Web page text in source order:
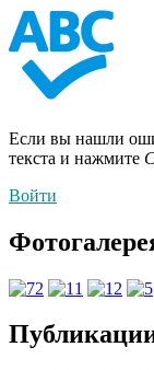
Если вы нашли
текста и нажмите
Войти